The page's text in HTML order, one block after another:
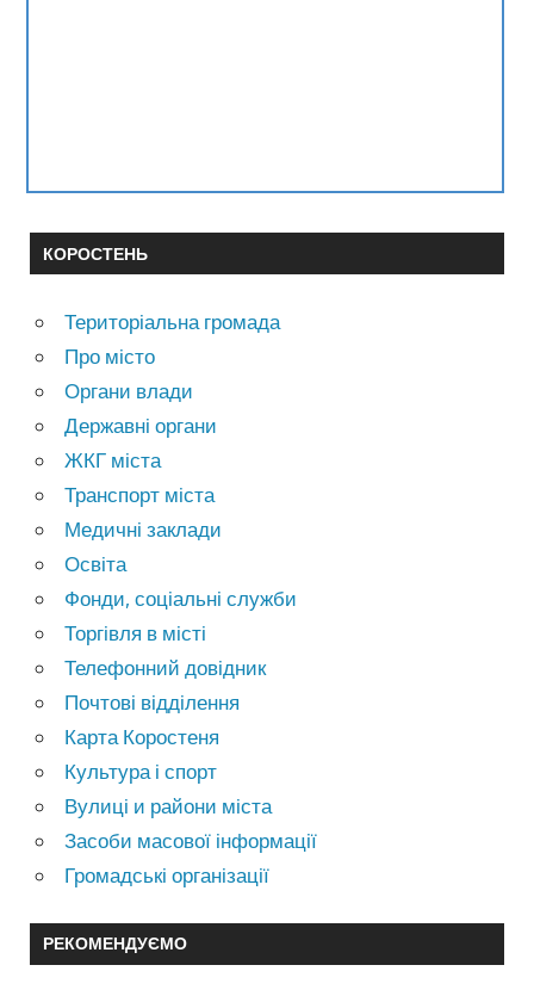
КОРОСТЕНЬ
Територіальна громада
Про місто
Органи влади
Державні органи
ЖКГ міста
Транспорт міста
Медичні заклади
Освіта
Фонди, соціальні служби
Торгівля в місті
Телефонний довідник
Почтові відділення
Карта Коростеня
Культура і спорт
Вулиці и райони міста
Засоби масової інформації
Громадські організації
РЕКОМЕНДУЄМО